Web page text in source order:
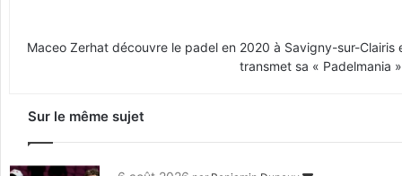
Maceo Zerhat découvre le padel en 2020 à Savigny-sur-
transmet sa « Padelmania
Sur le même sujet